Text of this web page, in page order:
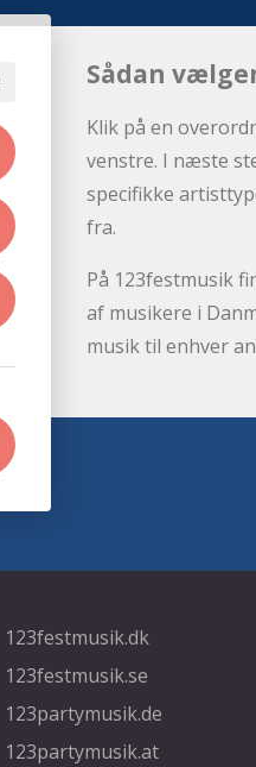
Sådan
Klik på en
venstre. I næste
specifikke
fra.
På 123festmusik
af musikere i
musik til enhver
123festmusik.dk
123festmusik.se
123partymusik.de
123partymusik.at